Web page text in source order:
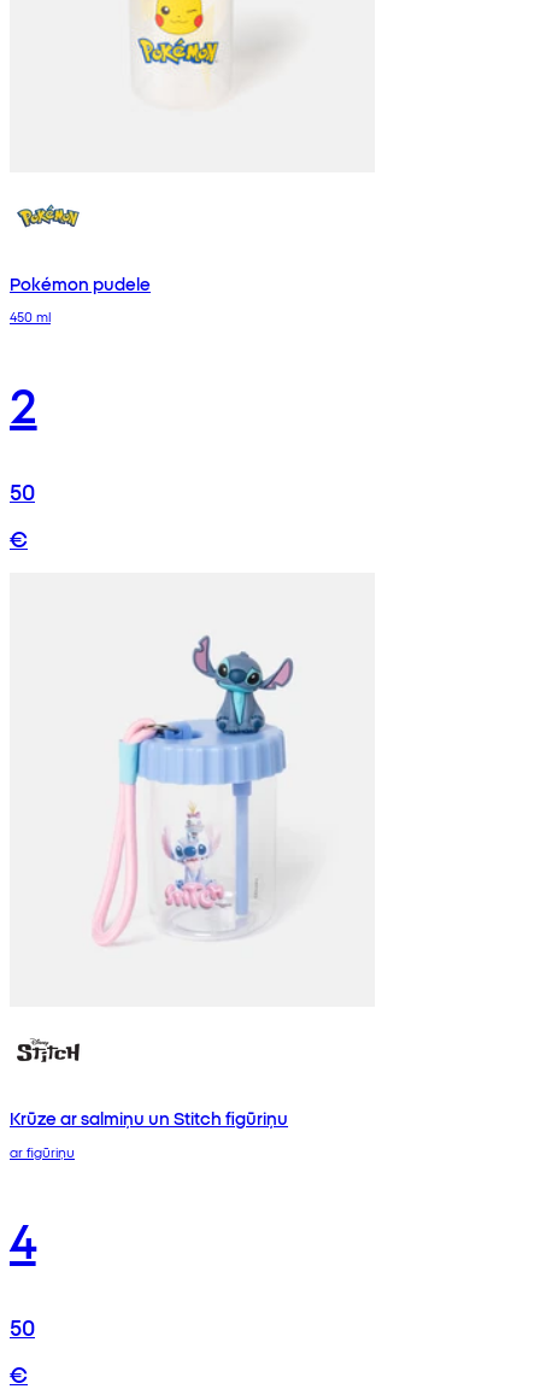
Pokémon pudele
450 ml
2
50
€
Krūze ar salmiņu un Stitch figūriņu
ar figūriņu
4
50
€